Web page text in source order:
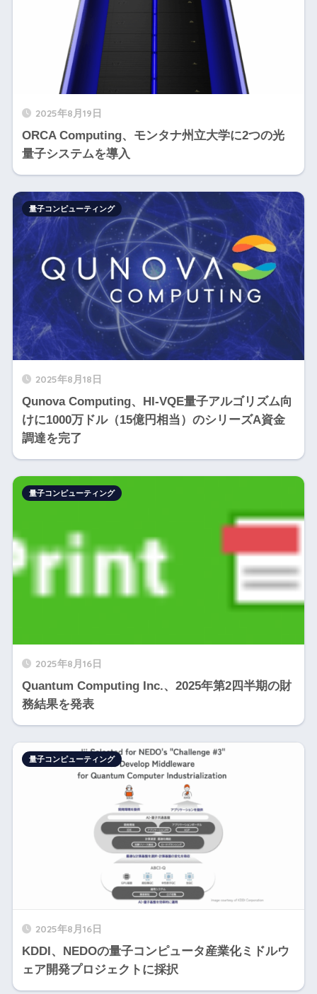
2025年8月19日
ORCA Computing、モンタナ州立大学に2つの光
量子システムを導入
2025年8月18日
Qunova Computing、HI-VQE量子アルゴリズム向
けに1000万ドル（15億円相当）のシリーズA資金
調達を完了
量子コンピューティング
2025年8月16日
Quantum Computing Inc.、2025年第2四半期の財
務結果を発表
量子コンピューティング
2025年8月16日
KDDI、NEDOの量子コンピュータ産業化ミドルウ
ェア開発プロジェクトに採択
量子コンピューティング